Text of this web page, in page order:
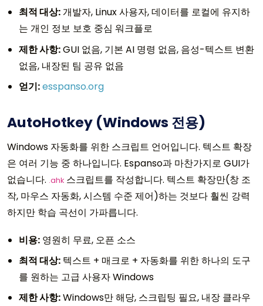
최적 대상:개발자, Linux 사용자, 데이터를 로컬에 유지하
는 개인 정보 보호 중심 워크플로
제한 사항:GUI 없음, 기본 AI 명령 없음, 음성-텍스트 변환
없음, 내장된 팀 공유 없음
얻기:esspanso.org
AutoHotkey (Windows 전용)
Windows 자동화를 위한 스크립트 언어입니다. 텍스트 확장
은 여러 기능 중 하나입니다. Espanso과 마찬가지로 GUI가
없습니다. .ahk 스크립트를 작성합니다. 텍스트 확장만(창 조
작, 마우스 자동화, 시스템 수준 제어)하는 것보다 훨씬 강력
하지만 학습 곡선이 가파릅니다.
비용: 영원히 무료, 오픈 소스
최적 대상: 텍스트 + 매크로 + 자동화를 위한 하나의 도구
를 원하는 고급 사용자 Windows
제한 사항:Windows만 해당, 스크립팅 필요, 내장 클라우